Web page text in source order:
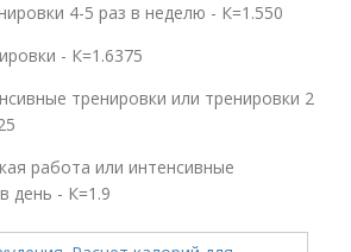
4-5 раз в неделю - К=1.550
- К=1.6375
тренировки или тренировки 2
работа или интенсивные
день - К=1.9